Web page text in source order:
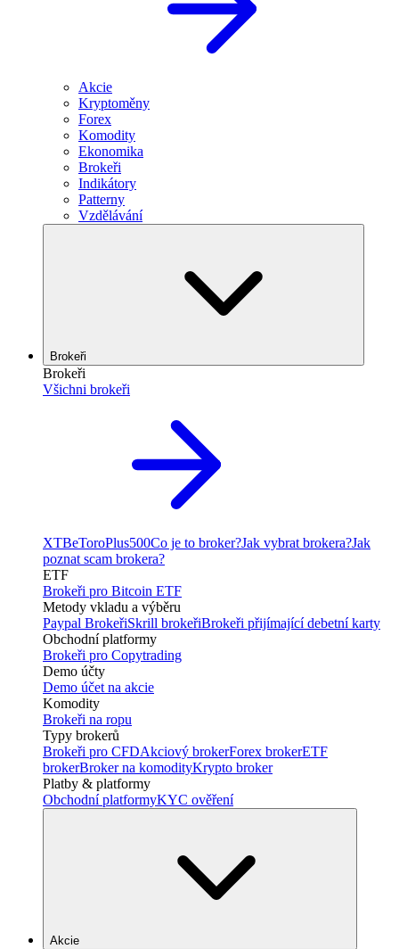
Akcie
Kryptoměny
Forex
Komodity
Ekonomika
Brokeři
Indikátory
Patterny
Vzdělávání
Brokeři
Brokeři
Všichni brokeři
XTBeToroPlus500Co je to broker?Jak vybrat brokera?Jak
poznat scam brokera?
ETF
Brokeři pro Bitcoin ETF
Metody vkladu a výběru
Paypal BrokeřiSkrill brokeřiBrokeři přijímající debetní karty
Obchodní platformy
Brokeři pro Copytrading
Demo účty
Demo účet na akcie
Komodity
Brokeři na ropu
Typy brokerů
Brokeři pro CFDAkciový brokerForex brokerETF
brokerBroker na komodityKrypto broker
Platby & platformy
Obchodní platformyKYC ověření
Akcie